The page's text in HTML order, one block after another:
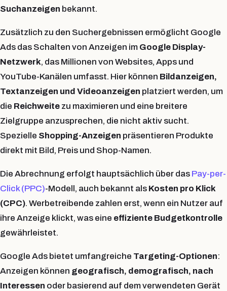
Suchanzeigen bekannt.
Zusätzlich zu den Suchergebnissen ermöglicht Google
Ads das Schalten von Anzeigen im Google Display-
Netzwerk, das Millionen von Websites, Apps und
YouTube-Kanälen umfasst. Hier können Bildanzeigen,
Textanzeigen und Videoanzeigen platziert werden, um
die Reichweite zu maximieren und eine breitere
Zielgruppe anzusprechen, die nicht aktiv sucht.
Spezielle Shopping-Anzeigen präsentieren Produkte
direkt mit Bild, Preis und Shop-Namen.
Die Abrechnung erfolgt hauptsächlich über das Pay-per-
Click (PPC)-Modell, auch bekannt als Kosten pro Klick
(CPC). Werbetreibende zahlen erst, wenn ein Nutzer auf
ihre Anzeige klickt, was eine effiziente Budgetkontrolle
gewährleistet.
Google Ads bietet umfangreiche Targeting-Optionen:
Anzeigen können geografisch, demografisch, nach
Interessen oder basierend auf dem verwendeten Gerät